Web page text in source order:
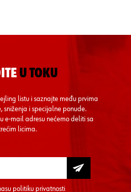
U TOKU
listu i saznajte među prvima
sniženja i specijalne ponude.
e-mail adresu nećemo deliti sa
licima.
politiku privatnosti